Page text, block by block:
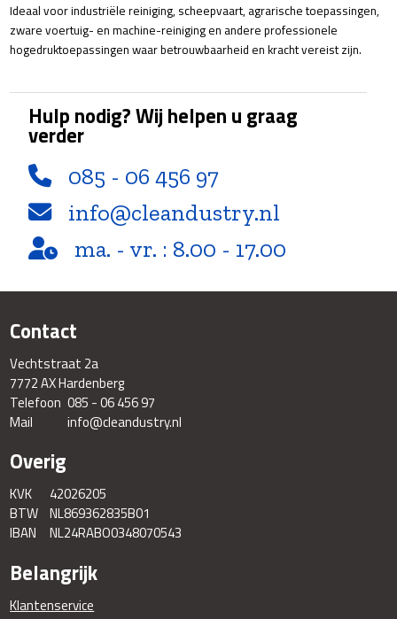
Ideaal voor industriële reiniging, scheepvaart, agrarische toepassingen,
zware voertuig- en machine-reiniging en andere professionele
hogedruktoepassingen waar betrouwbaarheid en kracht vereist zijn.
Hulp nodig? Wij helpen u graag
verder
085 - 06 456 97
info@cleandustry.nl
ma. - vr. : 8.00 - 17.00
Contact
Vechtstraat 2a
7772 AX Hardenberg
Telefoon 085 - 06 456 97
Mail
info@cleandustry.nl
Overig
KVK
42026205
BTW NL869362835B01
IBAN
NL24RABO0348070543
Belangrijk
Klantenservice